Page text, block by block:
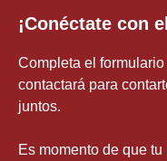
¡Conéctate con
Completa el
contactará para
juntos.
Es momento de que